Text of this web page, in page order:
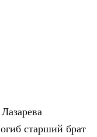
старший брат